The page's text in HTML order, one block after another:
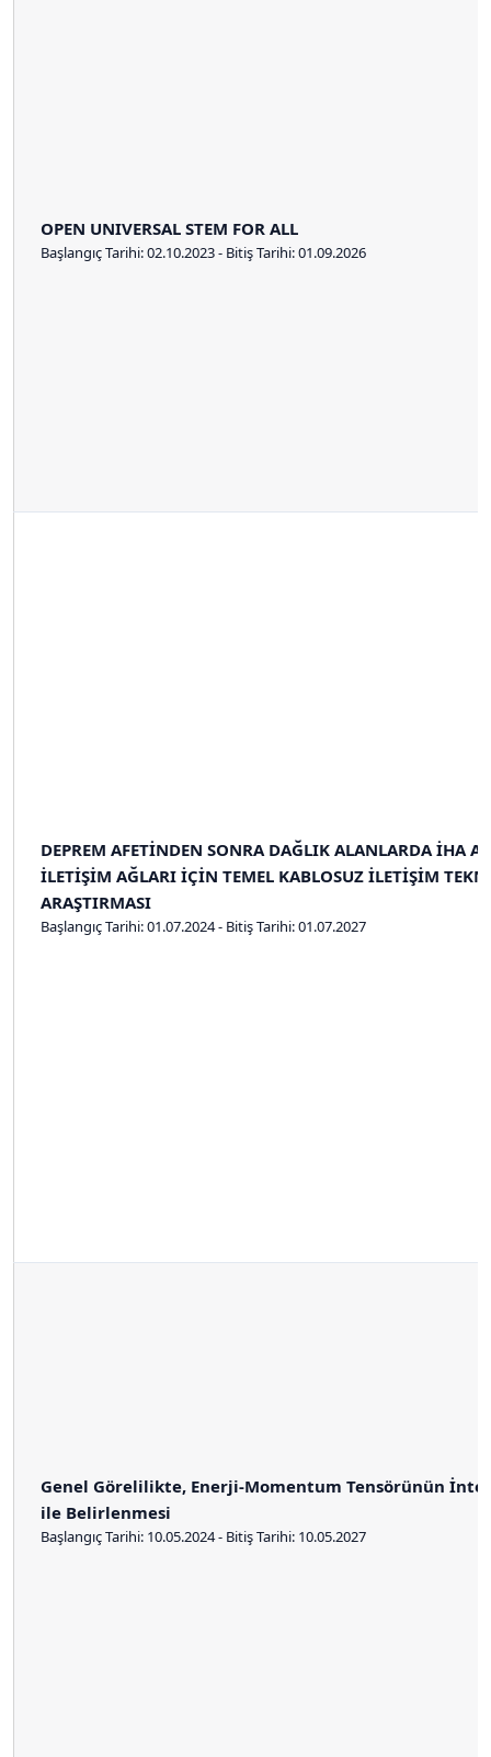
OPEN UNIVERSAL STEM FOR ALL
Başlangıç Tarihi: 02.10.2023 - Bitiş Tarihi: 01.09.2026
DEPREM AFETİNDEN SONRA DAĞLIK ALANLARDA İHA
İLETİŞİM AĞLARI İÇİN TEMEL KABLOSUZ İLETİŞİM
ARAŞTIRMASI
Başlangıç Tarihi: 01.07.2024 - Bitiş Tarihi: 01.07.2027
Genel Görelilikte, Enerji-Momentum Tensörünün
ile Belirlenmesi
Başlangıç Tarihi: 10.05.2024 - Bitiş Tarihi: 10.05.2027